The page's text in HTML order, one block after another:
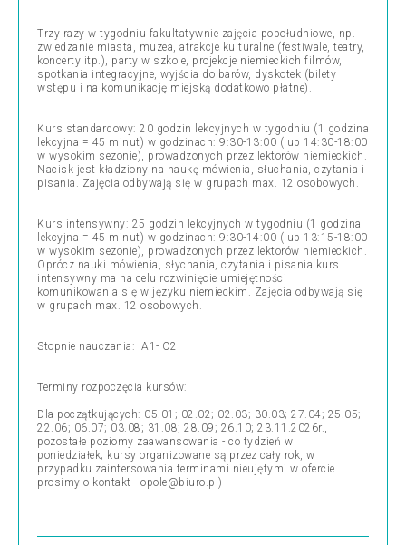
Trzy razy w tygodniu fakultatywnie zajęcia popołudniowe, np.
zwiedzanie miasta, muzea, atrakcje kulturalne (festiwale, teatry,
koncerty itp.), party w szkole, projekcje niemieckich filmów,
spotkania integracyjne, wyjścia do barów, dyskotek (bilety
wstępu i na komunikację miejską dodatkowo płatne).
Kurs standardowy: 20 godzin lekcyjnych w tygodniu (1 godzina
lekcyjna = 45 minut) w godzinach: 9:30-13:00 (lub 14:30-18:00
w wysokim sezonie), prowadzonych przez lektorów niemieckich.
Nacisk jest kładziony na naukę mówienia, słuchania, czytania i
pisania. Zajęcia odbywają się w grupach max. 12 osobowych.
Kurs intensywny: 25 godzin lekcyjnych w tygodniu (1 godzina
lekcyjna = 45 minut) w godzinach: 9:30-14:00 (lub 13:15-18:00
w wysokim sezonie), prowadzonych przez lektorów niemieckich.
Oprócz nauki mówienia, słychania, czytania i pisania kurs
intensywny ma na celu rozwinięcie umiejętności
komunikowania się w języku niemieckim. Zajęcia odbywają się
w grupach max. 12 osobowych.
Stopnie nauczania: A1- C2
Terminy rozpoczęcia kursów:
Dla początkujących: 05.01; 02.02; 02.03; 30.03; 27.04; 25.05;
22.06; 06.07; 03.08; 31.08; 28.09; 26.10; 23.11.2026r.,
pozostałe poziomy zaawansowania - co tydzień w
poniedziałek; kursy organizowane są przez cały rok, w
przypadku zaintersowania terminami nieujętymi w ofercie
prosimy o kontakt - opole@biuro.pl)